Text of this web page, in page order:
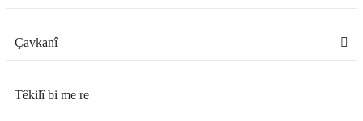
Çavkanî
Têkilî bi me re